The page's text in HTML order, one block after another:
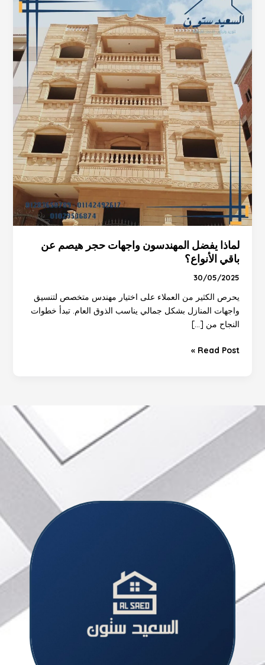
لماذا يفضل المهندسون واجهات حجر هيصم عن
باقي الأنواع؟
30/05/2025
يحرص الكثير من العملاء على اختيار مهندس متخصص لتنسيق
واجهات المنازل بشكل جمالي يناسب الذوق العام. تبدأ خطوات
النجاح من […]
يفضل
المهندسون
واجهات
حجر
هيصم
عن
باقي
الأنواع؟
Read Post »